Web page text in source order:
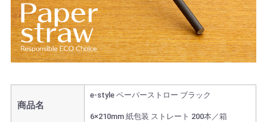
商品名
e-style ペーパーストロー ブラック
6×210mm 紙包装 ストレート 200本／箱